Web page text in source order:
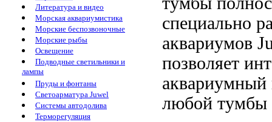
Литература и видео
Морская аквариумистика
Морские беспозвоночные
Морские рыбы
Освещение
Подводные светильники и
лампы
Пруды и фонтаны
Светоарматура Juwel
Системы автодолива
Терморегуляция
специально
аквариумов
позволяет
любой тумбы